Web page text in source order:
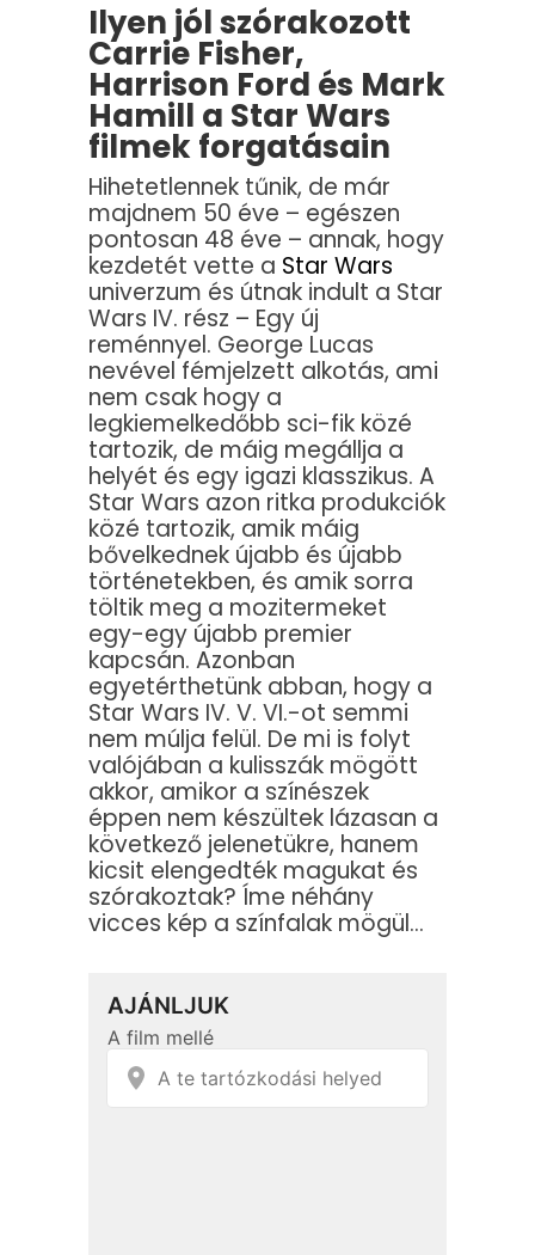
Ilyen jól szórakozott
Carrie Fisher,
Harrison Ford és Mark
Hamill a Star Wars
filmek forgatásain
Hihetetlennek tűnik, de már
majdnem 50 éve – egészen
pontosan 48 éve – annak, hogy
kezdetét vette a Star Wars
univerzum és útnak indult a Star
Wars IV. rész – Egy új
reménnyel. George Lucas
nevével fémjelzett alkotás, ami
nem csak hogy a
legkiemelkedőbb sci-fik közé
tartozik, de máig megállja a
helyét és egy igazi klasszikus. A
Star Wars azon ritka produkciók
közé tartozik, amik máig
bővelkednek újabb és újabb
történetekben, és amik sorra
töltik meg a mozitermeket
egy-egy újabb premier
kapcsán. Azonban
egyetérthetünk abban, hogy a
Star Wars IV. V. VI.-ot semmi
nem múlja felül. De mi is folyt
valójában a kulisszák mögött
akkor, amikor a színészek
éppen nem készültek lázasan a
következő jelenetükre, hanem
kicsit elengedték magukat és
szórakoztak? Íme néhány
vicces kép a színfalak mögül…